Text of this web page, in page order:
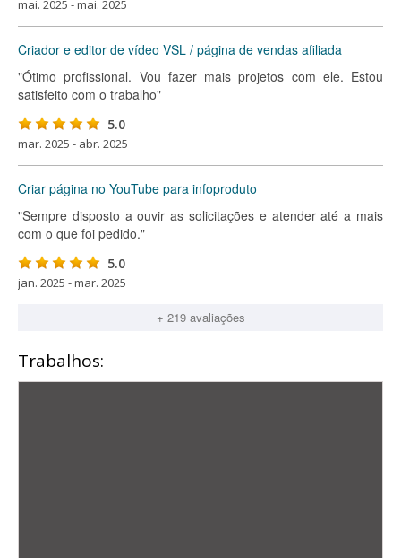
mai. 2025 - mai. 2025
Criador e editor de vídeo VSL / página de vendas afiliada
"Ótimo profissional. Vou fazer mais projetos com ele. Estou
satisfeito com o trabalho"
5.0
mar. 2025 - abr. 2025
Criar página no YouTube para infoproduto
"Sempre disposto a ouvir as solicitações e atender até a mais
com o que foi pedido."
5.0
jan. 2025 - mar. 2025
+ 219 avaliações
Trabalhos: